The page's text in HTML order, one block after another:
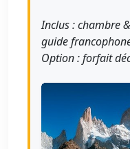
Inclus : chambre
guide
Option : forfait